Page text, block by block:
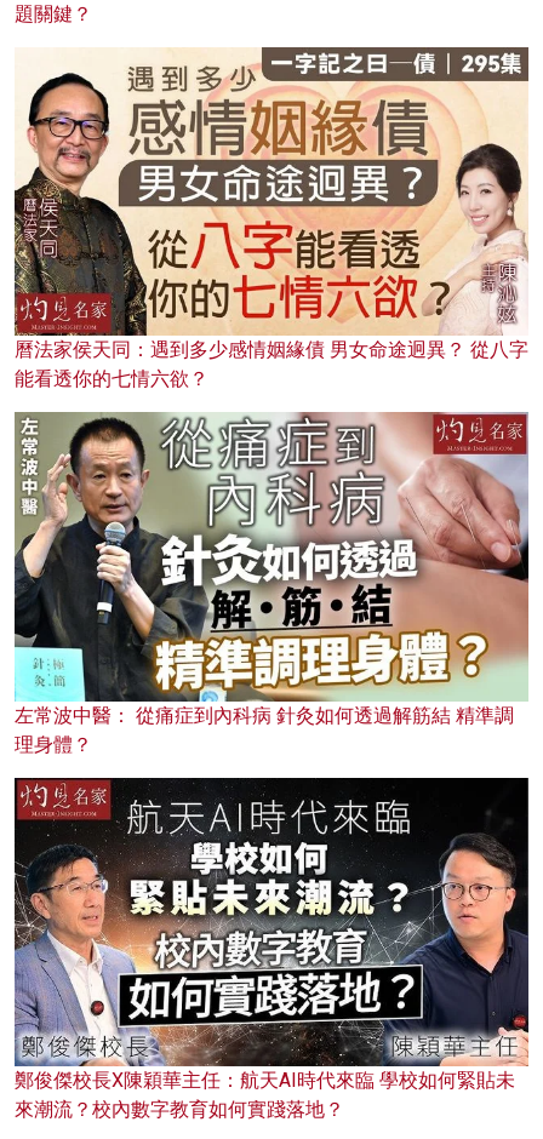
題關鍵？
曆法家侯天同：遇到多少感情姻緣債 男女命途迥異？ 從八字
能看透你的七情六欲？
左常波中醫： 從痛症到內科病 針灸如何透過解筋結 精準調
理身體？
鄭俊傑校長X陳穎華主任：航天AI時代來臨 學校如何緊貼未
來潮流？校內數字教育如何實踐落地？